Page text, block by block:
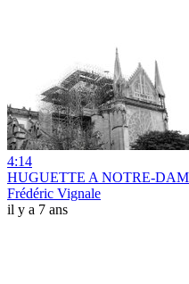
4:14
HUGUETTE A NOTRE-
Frédéric Vignale
il y a 7 ans